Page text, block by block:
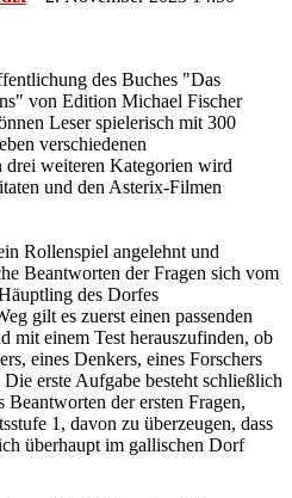
des Buches "Das
von Edition Michael Fischer
Leser spielerisch mit 300
verschiedenen
drei weiteren Kategorien wird
und den Asterix-Filmen
Rollenspiel angelehnt und
Beantworten der Fragen sich vom
des Dorfes
gilt es zuerst einen passenden
mit einem Test herauszufinden, ob
eines Denkers, eines Forschers
erste Aufgabe besteht schließlich
der ersten Fragen,
1, davon zu überzeugen, dass
überhaupt im gallischen Dorf